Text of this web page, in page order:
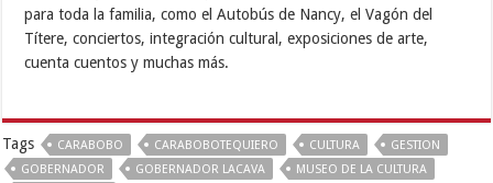
para toda la familia, como el Autobús de Nancy, el Vagón del
Títere, conciertos, integración cultural, exposiciones de arte,
cuenta cuentos y muchas más.
Tags CARABOBO CARABOBOTEQUIERO CULTURA
GESTION
GOBERNADOR
GOBERNADOR LACAVA
MUSEO DE LA CULTURA